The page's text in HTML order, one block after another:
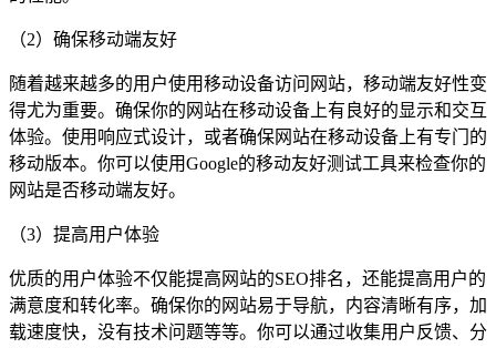
（2）确保移动端友好
随着越来越多的用户使用移动设备访问网站，移动端友好性变
得尤为重要。确保你的网站在移动设备上有良好的显示和交互
体验。使用响应式设计，或者确保网站在移动设备上有专门的
移动版本。你可以使用Google的移动友好测试工具来检查你的
网站是否移动端友好。
（3）提高用户体验
优质的用户体验不仅能提高网站的SEO排名，还能提高用户的
满意度和转化率。确保你的网站易于导航，内容清晰有序，加
载速度快，没有技术问题等等。你可以通过收集用户反馈、分